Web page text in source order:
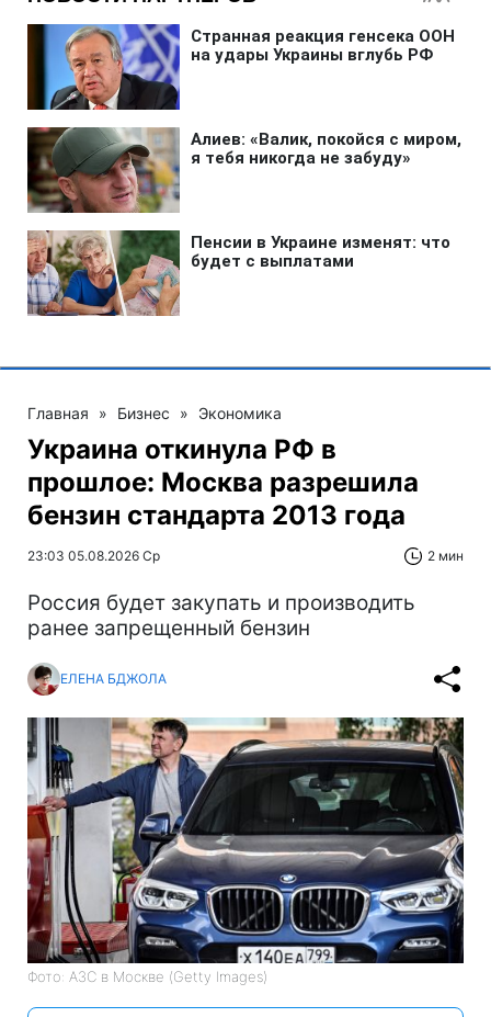
Главная » Бизнес » Экономика
Украина откинула РФ в
прошлое: Москва разрешила
бензин стандарта 2013 года
23:03 05.08.2026 Ср 2 мин
Россия будет закупать и производить
ранее запрещенный бензин
ЕЛЕНА БДЖОЛА
Фото: АЗС в Москве (Getty Images)